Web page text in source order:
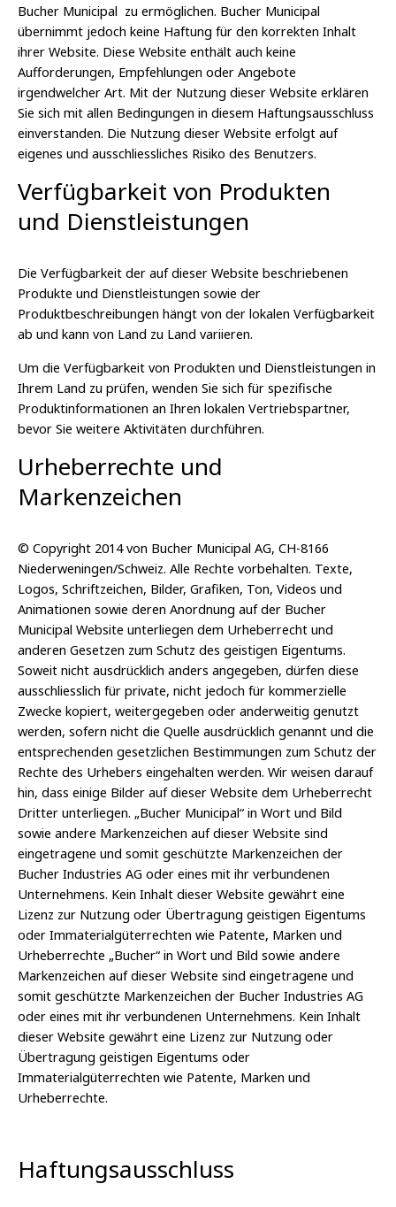
Bucher Municipal zu ermöglichen. Bucher Municipal
übernimmt jedoch keine Haftung für den korrekten Inhalt
ihrer Website. Diese Website enthält auch keine
Aufforderungen, Empfehlungen oder Angebote
irgendwelcher Art. Mit der Nutzung dieser Website erklären
Sie sich mit allen Bedingungen in diesem Haftungsausschluss
einverstanden. Die Nutzung dieser Website erfolgt auf
eigenes und ausschliessliches Risiko des Benutzers.
Verfügbarkeit von Produkten
und Dienstleistungen
Die Verfügbarkeit der auf dieser Website beschriebenen
Produkte und Dienstleistungen sowie der
Produktbeschreibungen hängt von der lokalen Verfügbarkeit
ab und kann von Land zu Land variieren.
Um die Verfügbarkeit von Produkten und Dienstleistungen in
Ihrem Land zu prüfen, wenden Sie sich für spezifische
Produktinformationen an Ihren lokalen Vertriebspartner,
bevor Sie weitere Aktivitäten durchführen.
Urheberrechte und
Markenzeichen
© Copyright 2014 von Bucher Municipal AG, CH-8166
Niederweningen/Schweiz. Alle Rechte vorbehalten. Texte,
Logos, Schriftzeichen, Bilder, Grafiken, Ton, Videos und
Animationen sowie deren Anordnung auf der Bucher
Municipal Website unterliegen dem Urheberrecht und
anderen Gesetzen zum Schutz des geistigen Eigentums.
Soweit nicht ausdrücklich anders angegeben, dürfen diese
ausschliesslich für private, nicht jedoch für kommerzielle
Zwecke kopiert, weitergegeben oder anderweitig genutzt
werden, sofern nicht die Quelle ausdrücklich genannt und die
entsprechenden gesetzlichen Bestimmungen zum Schutz der
Rechte des Urhebers eingehalten werden. Wir weisen darauf
hin, dass einige Bilder auf dieser Website dem Urheberrecht
Dritter unterliegen. „Bucher Municipal“ in Wort und Bild
sowie andere Markenzeichen auf dieser Website sind
eingetragene und somit geschützte Markenzeichen der
Bucher Industries AG oder eines mit ihr verbundenen
Unternehmens. Kein Inhalt dieser Website gewährt eine
Lizenz zur Nutzung oder Übertragung geistigen Eigentums
oder Immaterialgüterrechten wie Patente, Marken und
Urheberrechte „Bucher“ in Wort und Bild sowie andere
Markenzeichen auf dieser Website sind eingetragene und
somit geschützte Markenzeichen der Bucher Industries AG
oder eines mit ihr verbundenen Unternehmens. Kein Inhalt
dieser Website gewährt eine Lizenz zur Nutzung oder
Übertragung geistigen Eigentums oder
Immaterialgüterrechten wie Patente, Marken und
Urheberrechte.
Haftungsausschluss